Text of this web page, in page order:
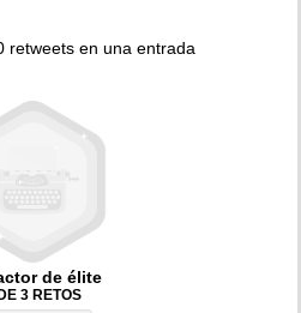
retweets en una entrada
de élite
3 RETOS